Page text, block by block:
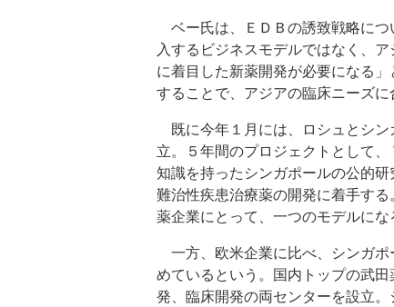
ベー氏は、ＥＤＢの誘致戦略につ
入するビジネスモデルではなく、
に着目した新薬開発が必要になる
することで、アジアの臨床ニーズ
既に今年１月には、ロシュとシン
立。５年間のプロジェクトとして
知識を持ったシンガポールの公的
難治性疾患治療薬の開発に着手す
薬企業にとって、一つのモデルにな
一方、欧米企業に比べ、シンガポ
めているという。国内トップの武
発、臨床開発の両センターを設立